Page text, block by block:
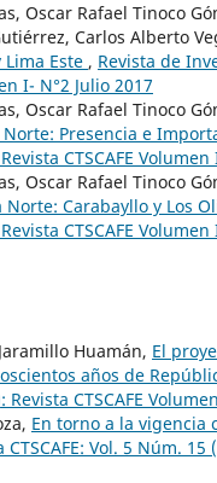
Oscar Rafael Tinoco
Carlos Alberto
Este , Revista de
I- N°2 Julio 2017
Oscar Rafael Tinoco
Presencia e
CTSCAFE
Oscar Rafael Tinoco
Carabayllo y Los
CTSCAFE
Huamán, El
años de
Revista CTSCAFE
En torno a la vigencia
Vol. 5 Núm. 15